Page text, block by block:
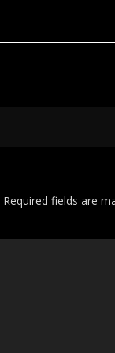
Required fields are